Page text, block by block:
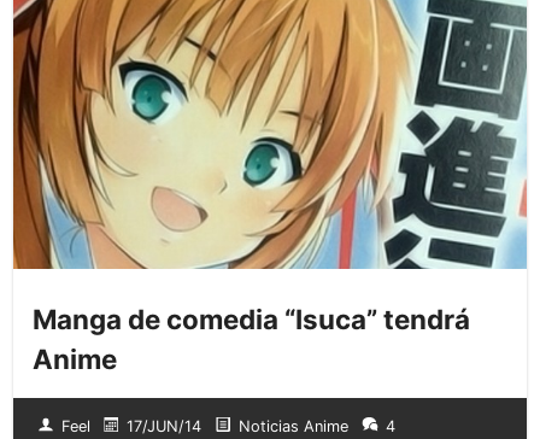
Manga de comedia “Isuca” tendrá
Anime
Feel 17/JUN/14 Noticias Anime 4